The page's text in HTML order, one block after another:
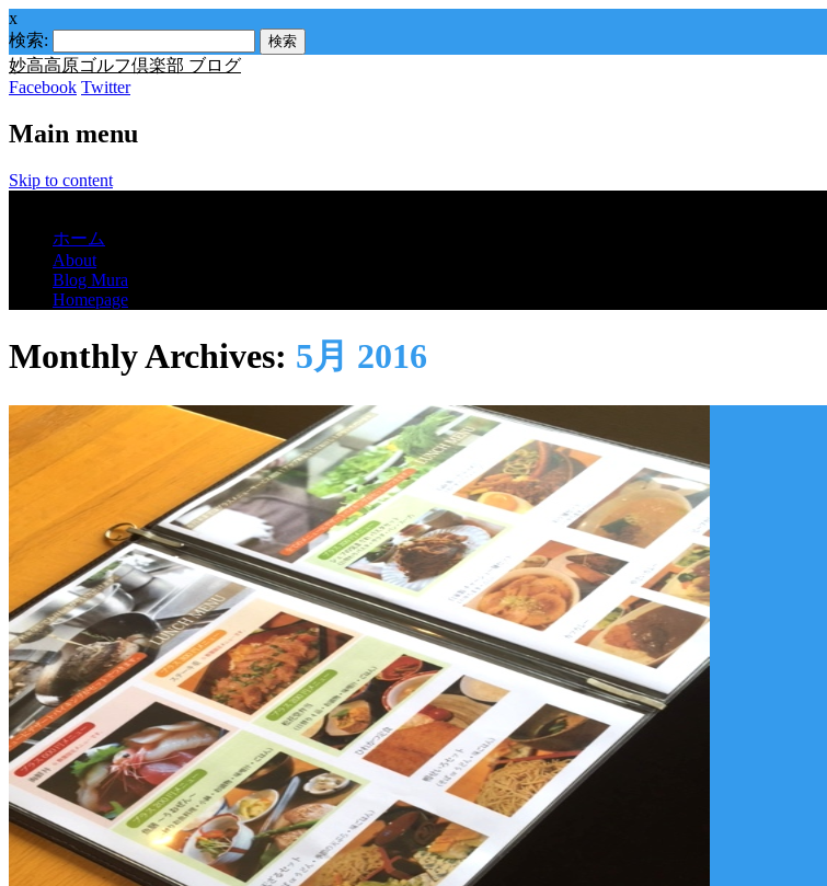
x
検索:
妙高高原ゴルフ倶楽部 ブログ
Facebook Twitter
Main menu
Skip to content
ホーム
About
Blog Mura
Homepage
Monthly Archives: 5月 2016